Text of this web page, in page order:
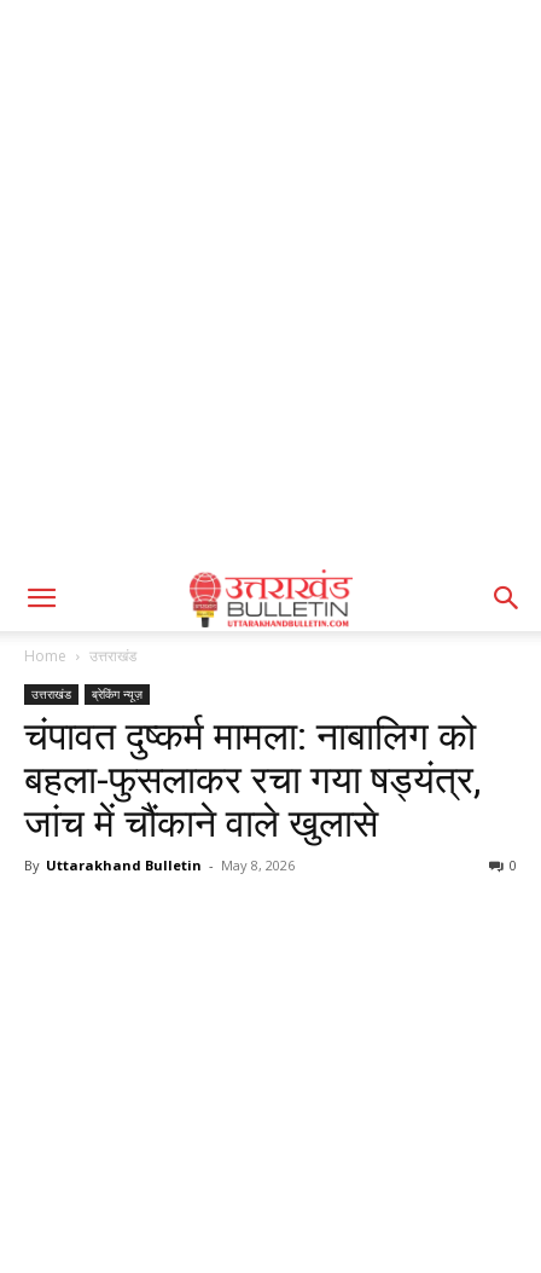
Home उत्तराखंड
उत्तराखंड ब्रेकिंग न्यूज़
चंपावत दुष्कर्म मामला: नाबालिग को
बहला-फुसलाकर रचा गया षड्यंत्र,
जांच में चौंकाने वाले खुलासे
By Uttarakhand Bulletin - May 8, 2026 0